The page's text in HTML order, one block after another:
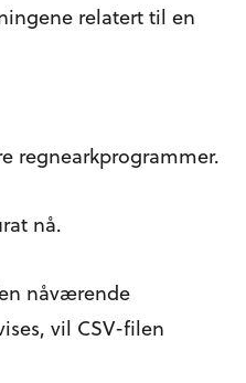
relatert til en
regnearkprogrammer.
nå.
nåværende
vil CSV-filen